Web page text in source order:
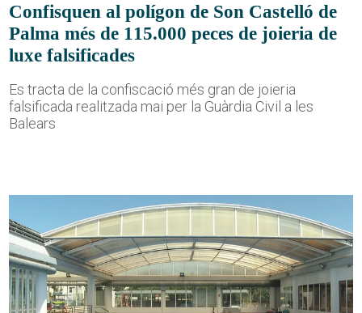
Confisquen al polígon de Son Castelló de
Palma més de 115.000 peces de joieria de
luxe falsificades
Es tracta de la confiscació més gran de joieria
falsificada realitzada mai per la Guàrdia Civil a les
Balears